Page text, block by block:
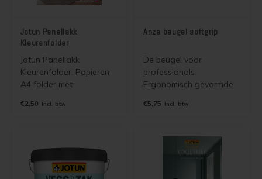
Jotun Panellakk
Kleurenfolder
Jotun Panellakk
Kleurenfolder. Papieren
A4 folder met
Jotun Panellakk Kleuren.
€2,50 Incl. btw
Anza beugel softgrip
De beugel voor
professionals.
Ergonomisch gevormde
waarmee langdurig
€5,75 Incl. btw